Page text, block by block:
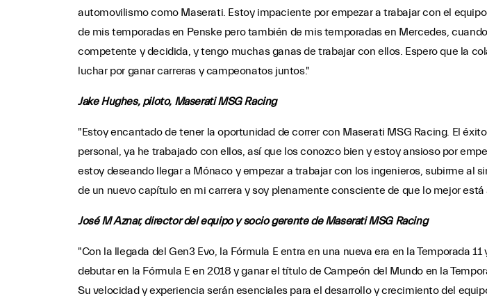
automovilismo como Maserati. Estoy impaciente por empezar a trabajar con el
de mis temporadas en Penske pero también de mis temporadas en Mercedes,
competente y decidida, y tengo muchas ganas de trabajar con ellos. Espero que la
luchar por ganar carreras y campeonatos juntos."
Jake Hughes, piloto, Maserati MSG Racing
"Estoy encantado de tener la oportunidad de correr con Maserati MSG Racing. El
personal, ya he trabajado con ellos, así que los conozco bien y estoy ansioso por
estoy deseando llegar a Mónaco y empezar a trabajar con los ingenieros, subirme al
de un nuevo capítulo en mi carrera y soy plenamente consciente de que lo mejor está
José M Aznar, director del equipo y socio gerente de Maserati MSG Racing
"Con la llegada del Gen3 Evo, la Fórmula E entra en una nueva era en la Temporada
debutar en la Fórmula E en 2018 y ganar el título de Campeón del Mundo en la
Su velocidad y experiencia serán esenciales para el desarrollo y crecimiento del